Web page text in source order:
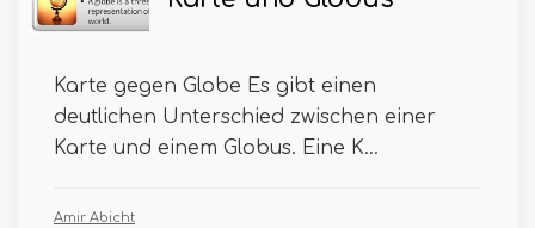
Karte gegen Globe Es gibt einen
deutlichen Unterschied zwischen einer
Karte und einem Globus. Eine K...
Amir Abicht